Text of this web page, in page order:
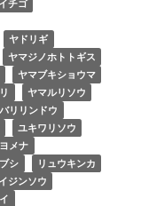
チゴ
ヤドリギ
ヤマジノホトトギス
ヤマブキショウマ
ヤマルリソウ
リリンドウ
ユキワリソウ
ヨメナ
シ
リュウキンカ
ジンソウ